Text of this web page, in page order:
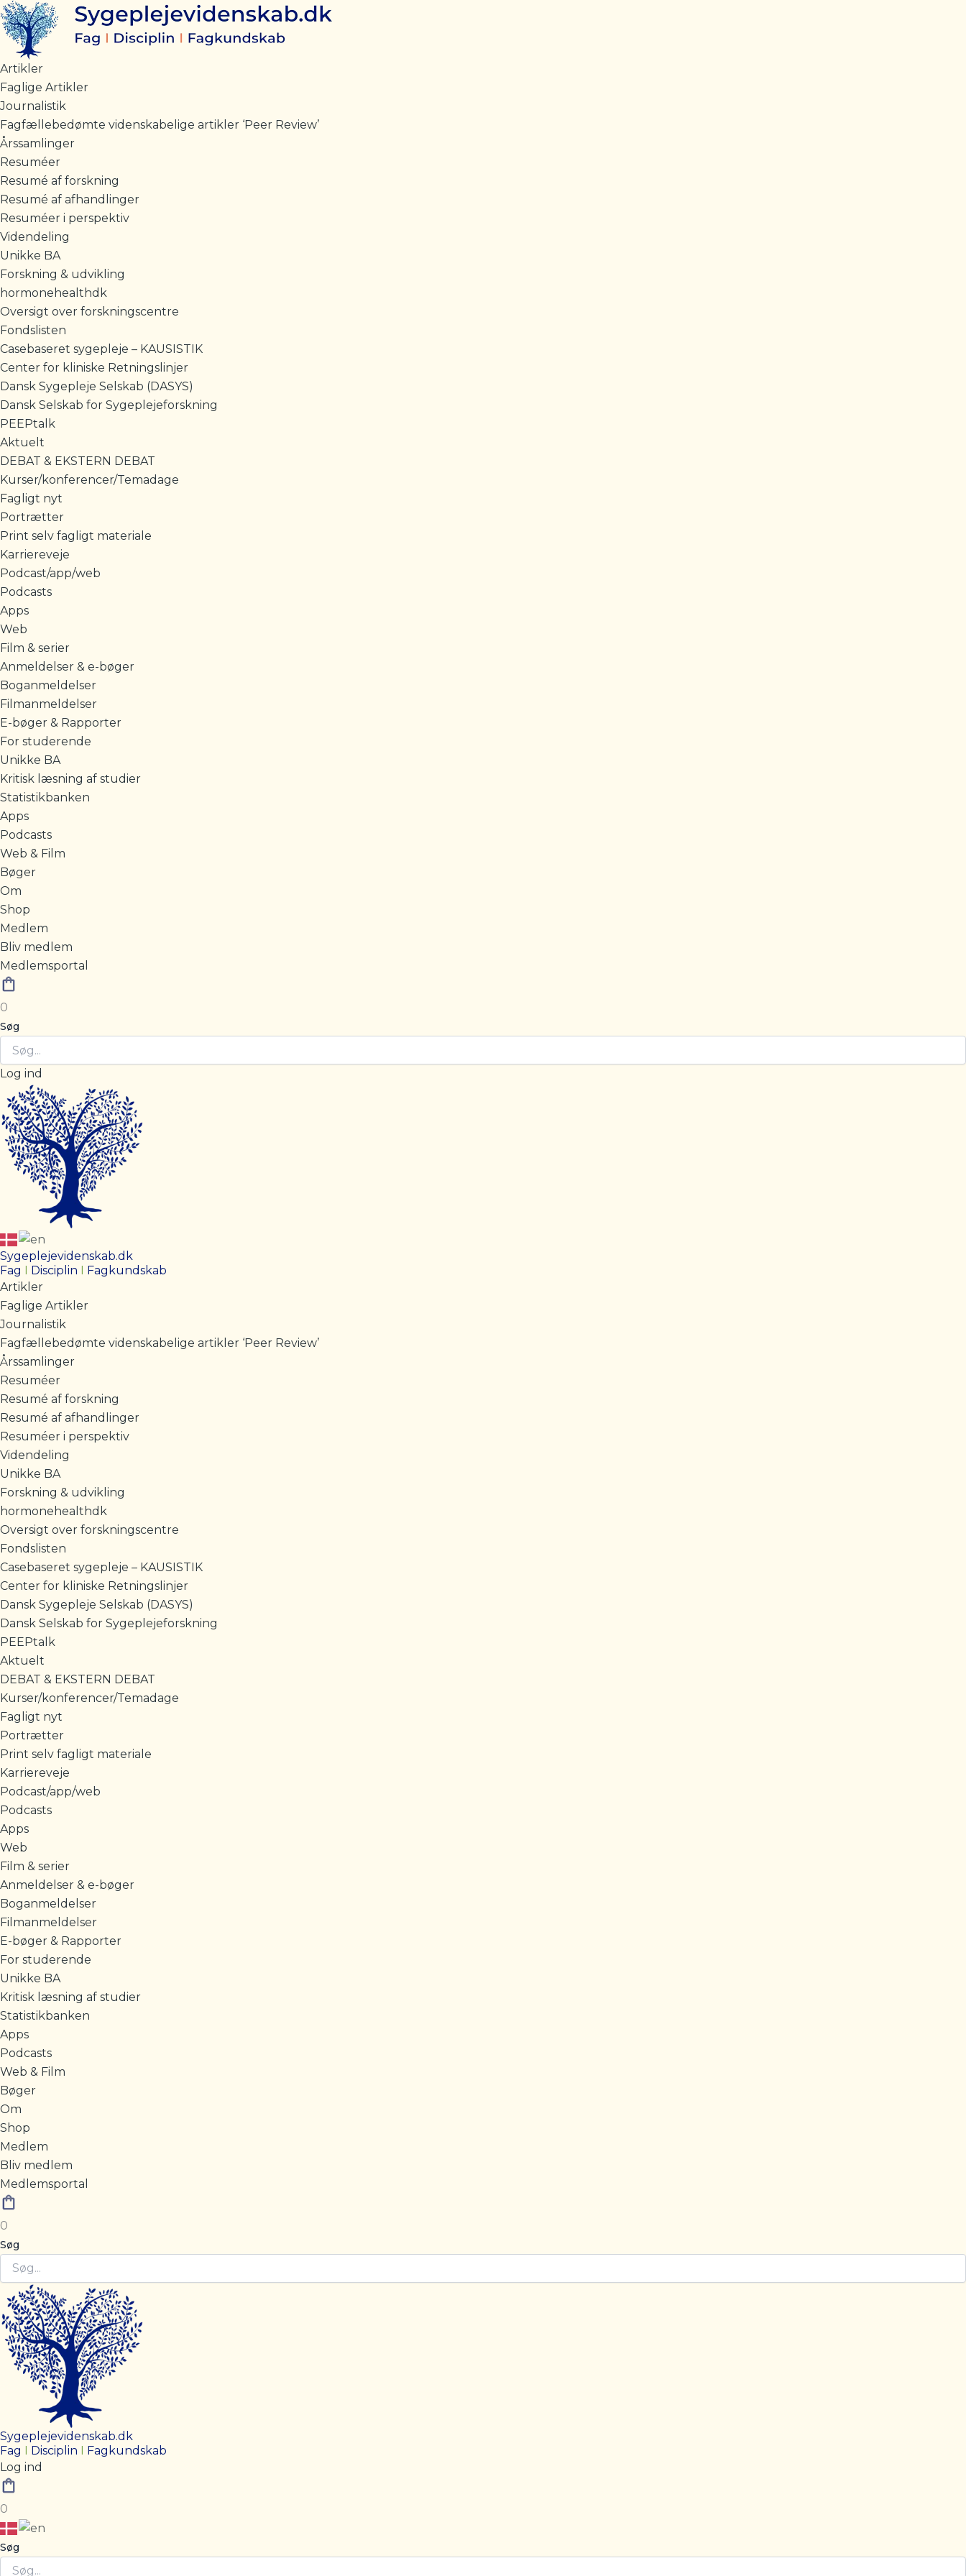
Gå
til
indholdet
Artikler
Faglige Artikler
Journalistik
Fagfællebedømte videnskabelige artikler ‘Peer Review’
Årssamlinger
Resuméer
Resumé af forskning
Resumé af afhandlinger
Resuméer i perspektiv
Videndeling
Unikke BA
Forskning & udvikling
hormonehealthdk
Oversigt over forskningscentre
Fondslisten
Casebaseret sygepleje – KAUSISTIK
Center for kliniske Retningslinjer
Dansk Sygepleje Selskab (DASYS)
Dansk Selskab for Sygeplejeforskning
PEEPtalk
Aktuelt
DEBAT & EKSTERN DEBAT
Kurser/konferencer/Temadage
Fagligt nyt
Portrætter
Print selv fagligt materiale
Karriereveje
Podcast/app/web
Podcasts
Apps
Web
Film & serier
Anmeldelser & e-bøger
Boganmeldelser
Filmanmeldelser
E-bøger & Rapporter
For studerende
Unikke BA
Kritisk læsning af studier
Statistikbanken
Apps
Podcasts
Web & Film
Bøger
Om
Shop
Medlem
Bliv medlem
Medlemsportal
0
Søg
Log ind
Sygeplejevidenskab.dk
Fag I Disciplin I Fagkundskab
Artikler
Faglige Artikler
Journalistik
Fagfællebedømte videnskabelige artikler ‘Peer Review’
Årssamlinger
Resuméer
Resumé af forskning
Resumé af afhandlinger
Resuméer i perspektiv
Videndeling
Unikke BA
Forskning & udvikling
hormonehealthdk
Oversigt over forskningscentre
Fondslisten
Casebaseret sygepleje – KAUSISTIK
Center for kliniske Retningslinjer
Dansk Sygepleje Selskab (DASYS)
Dansk Selskab for Sygeplejeforskning
PEEPtalk
Aktuelt
DEBAT & EKSTERN DEBAT
Kurser/konferencer/Temadage
Fagligt nyt
Portrætter
Print selv fagligt materiale
Karriereveje
Podcast/app/web
Podcasts
Apps
Web
Film & serier
Anmeldelser & e-bøger
Boganmeldelser
Filmanmeldelser
E-bøger & Rapporter
For studerende
Unikke BA
Kritisk læsning af studier
Statistikbanken
Apps
Podcasts
Web & Film
Bøger
Om
Shop
Medlem
Bliv medlem
Medlemsportal
0
Søg
Sygeplejevidenskab.dk
Fag I Disciplin I Fagkundskab
Log ind
0
Søg